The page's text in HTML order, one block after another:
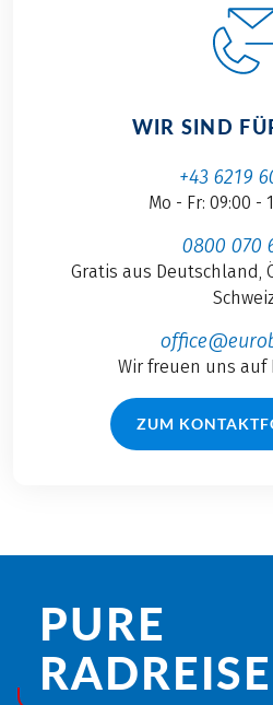
WIR SIND
+43 6219
Mo - Fr: 09:00 -
0800 070
Gratis aus Deutschland,
Wir freuen uns auf
ZUM
PURE